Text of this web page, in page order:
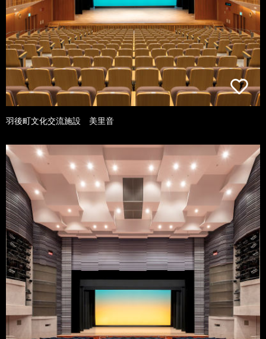
羽後町文化交流施設 美里音